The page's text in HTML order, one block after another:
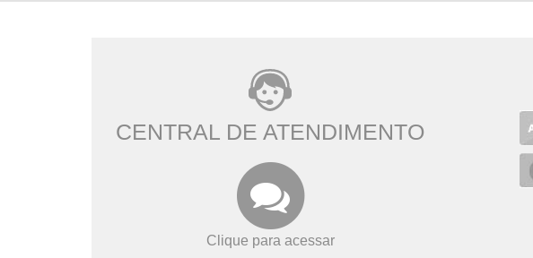
CENTRAL DE ATENDIMENTO
Clique para acessar